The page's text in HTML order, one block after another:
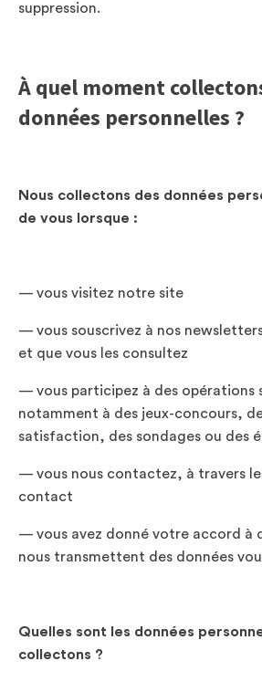
suppression.
À quel moment
données personnelles ?
Nous collectons des données
de vous lorsque :
— vous visitez notre site
— vous souscrivez à nos
et que vous les consultez
— vous participez à des opérations
notamment à des jeux-concours,
satisfaction, des sondages ou des
— vous nous contactez, à travers
contact
— vous avez donné votre accord à
nous transmettent des données
Quelles sont les données
collectons ?